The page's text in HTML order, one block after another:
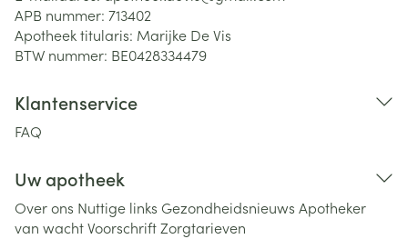
APB nummer: 713402
Apotheek titularis: Marijke De Vis
BTW nummer: BE0428334479
Klantenservice
FAQ
Uw apotheek
Over ons Nuttige links Gezondheidsnieuws Apotheker
van wachtVoorschriftZorgtarieven